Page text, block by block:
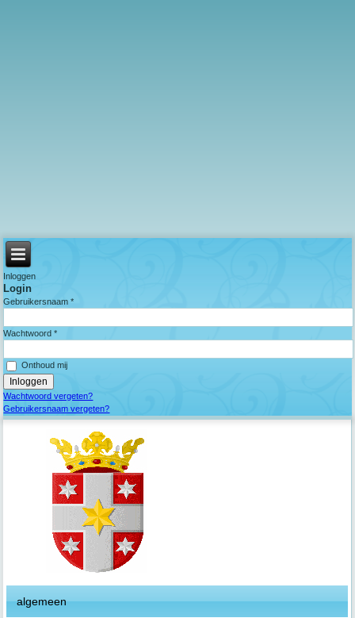
Inloggen
Login
Gebruikersnaam *
Wachtwoord *
Onthoud mij
Wachtwoord vergeten?
Gebruikersnaam vergeten?
algemeen